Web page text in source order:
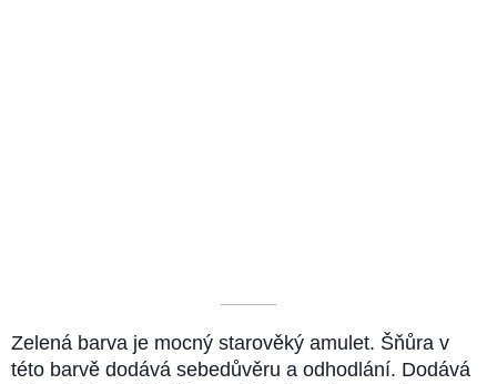
––––––––––
Zelená barva je mocný starověký amulet. Šňůra v
této barvě dodává sebedůvěru a odhodlání. Dodává